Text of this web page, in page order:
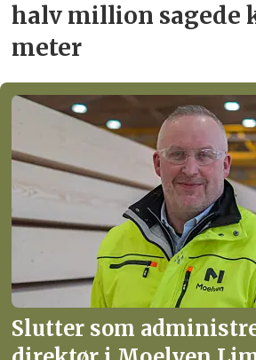
halv million
meter
Slutter som